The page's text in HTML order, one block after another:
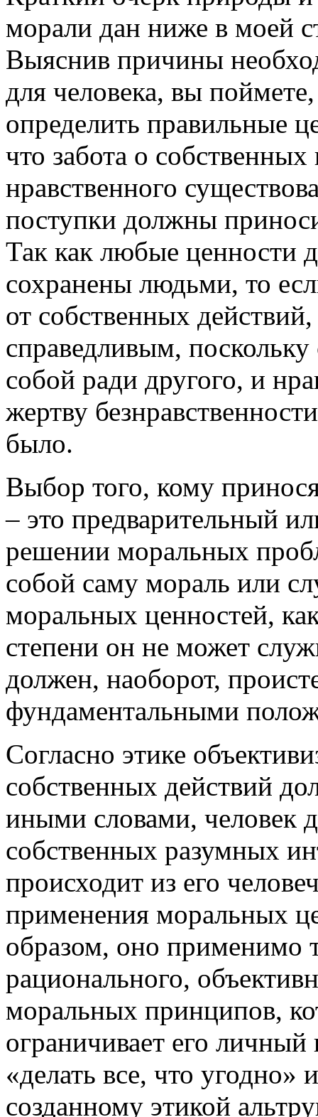
морали дан ниже в моей
Выяснив причины
для человека, вы
определить правильные
что забота о
нравственного
поступки должны
Так как любые ценности
сохранены людьми, то
от собственных
справедливым, поскольку
собой ради другого, и
жертву
было.
Выбор того, кому
– это предварительный
решении моральных
собой саму мораль или
моральных ценностей,
степени он не может
должен, наоборот,
фундаментальными
Согласно этике
собственных действий
иными словами, человек
собственных разумных
происходит из его
применения моральных
образом, оно применимо
рационального,
моральных принципов,
ограничивает его личный
«делать все, что
созданному этикой